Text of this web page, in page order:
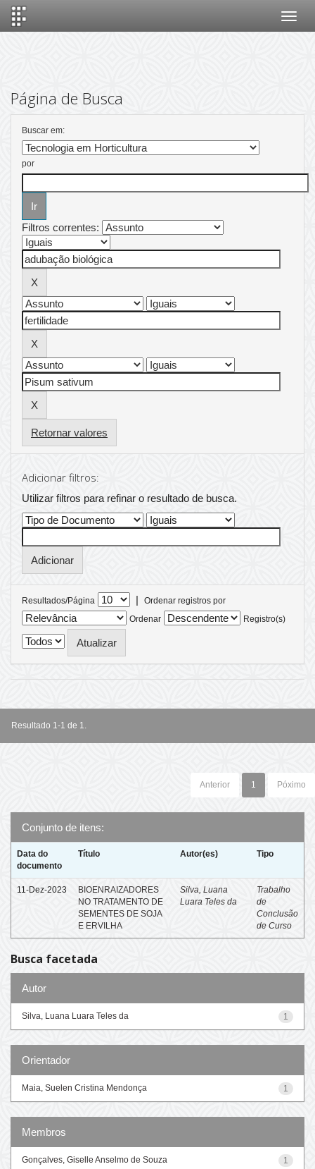
Página de Busca
Buscar em:
por
Filtros correntes:
Retornar valores
Adicionar filtros:
Utilizar filtros para refinar o resultado de busca.
Resultados/Página |
Ordenar registros por
Ordenar
Registro(s)
Resultado 1-1 de 1.
Anterior 1 Póximo
Conjunto de itens:
Data do
documento
Título Autor(es) Tipo
11-Dez-2023
BIOENRAIZADORES
NO TRATAMENTO DE
SEMENTES DE SOJA
E ERVILHA
Silva, Luana
Luara Teles da
Trabalho
de
Conclusão
de Curso
Busca facetada
Autor
1
Silva, Luana Luara Teles da
Orientador
1
Maia, Suelen Cristina Mendonça
Membros
1
Gonçalves, Giselle Anselmo de Souza